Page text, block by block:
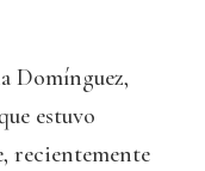
Domínguez,
estuvo
recientemente